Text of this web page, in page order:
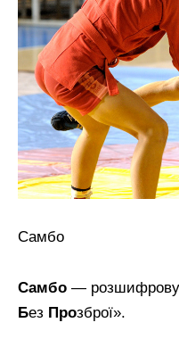
Самбо
Самбо —
Без Прозброї».